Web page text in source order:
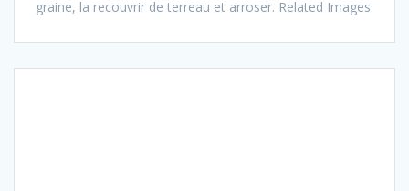
graine, la recouvrir de terreau et arroser. Related Images: